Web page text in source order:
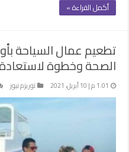
أكمل القراءة »
تطعيم عمال السياحة
الصحة وخطوة
1:01 م | 10 أبريل، 2021 توريزم نيوز